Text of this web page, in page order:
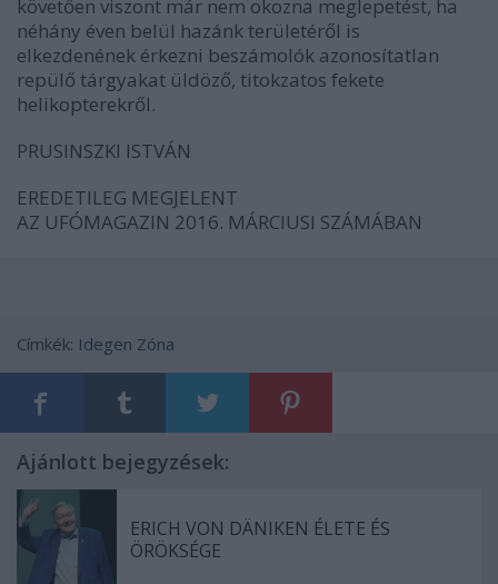
követően viszont már nem okozna meglepetést, ha
néhány éven belül hazánk területéről is
elkezdenének érkezni beszámolók azonosítatlan
repülő tárgyakat üldöző, titokzatos fekete
helikopterekről.
PRUSINSZKI ISTVÁN
EREDETILEG MEGJELENT
AZ UFÓMAGAZIN 2016. MÁRCIUSI SZÁMÁBAN
Címkék: Idegen Zóna
Ajánlott bejegyzések:
ERICH VON DÄNIKEN ÉLETE ÉS
ÖRÖKSÉGE